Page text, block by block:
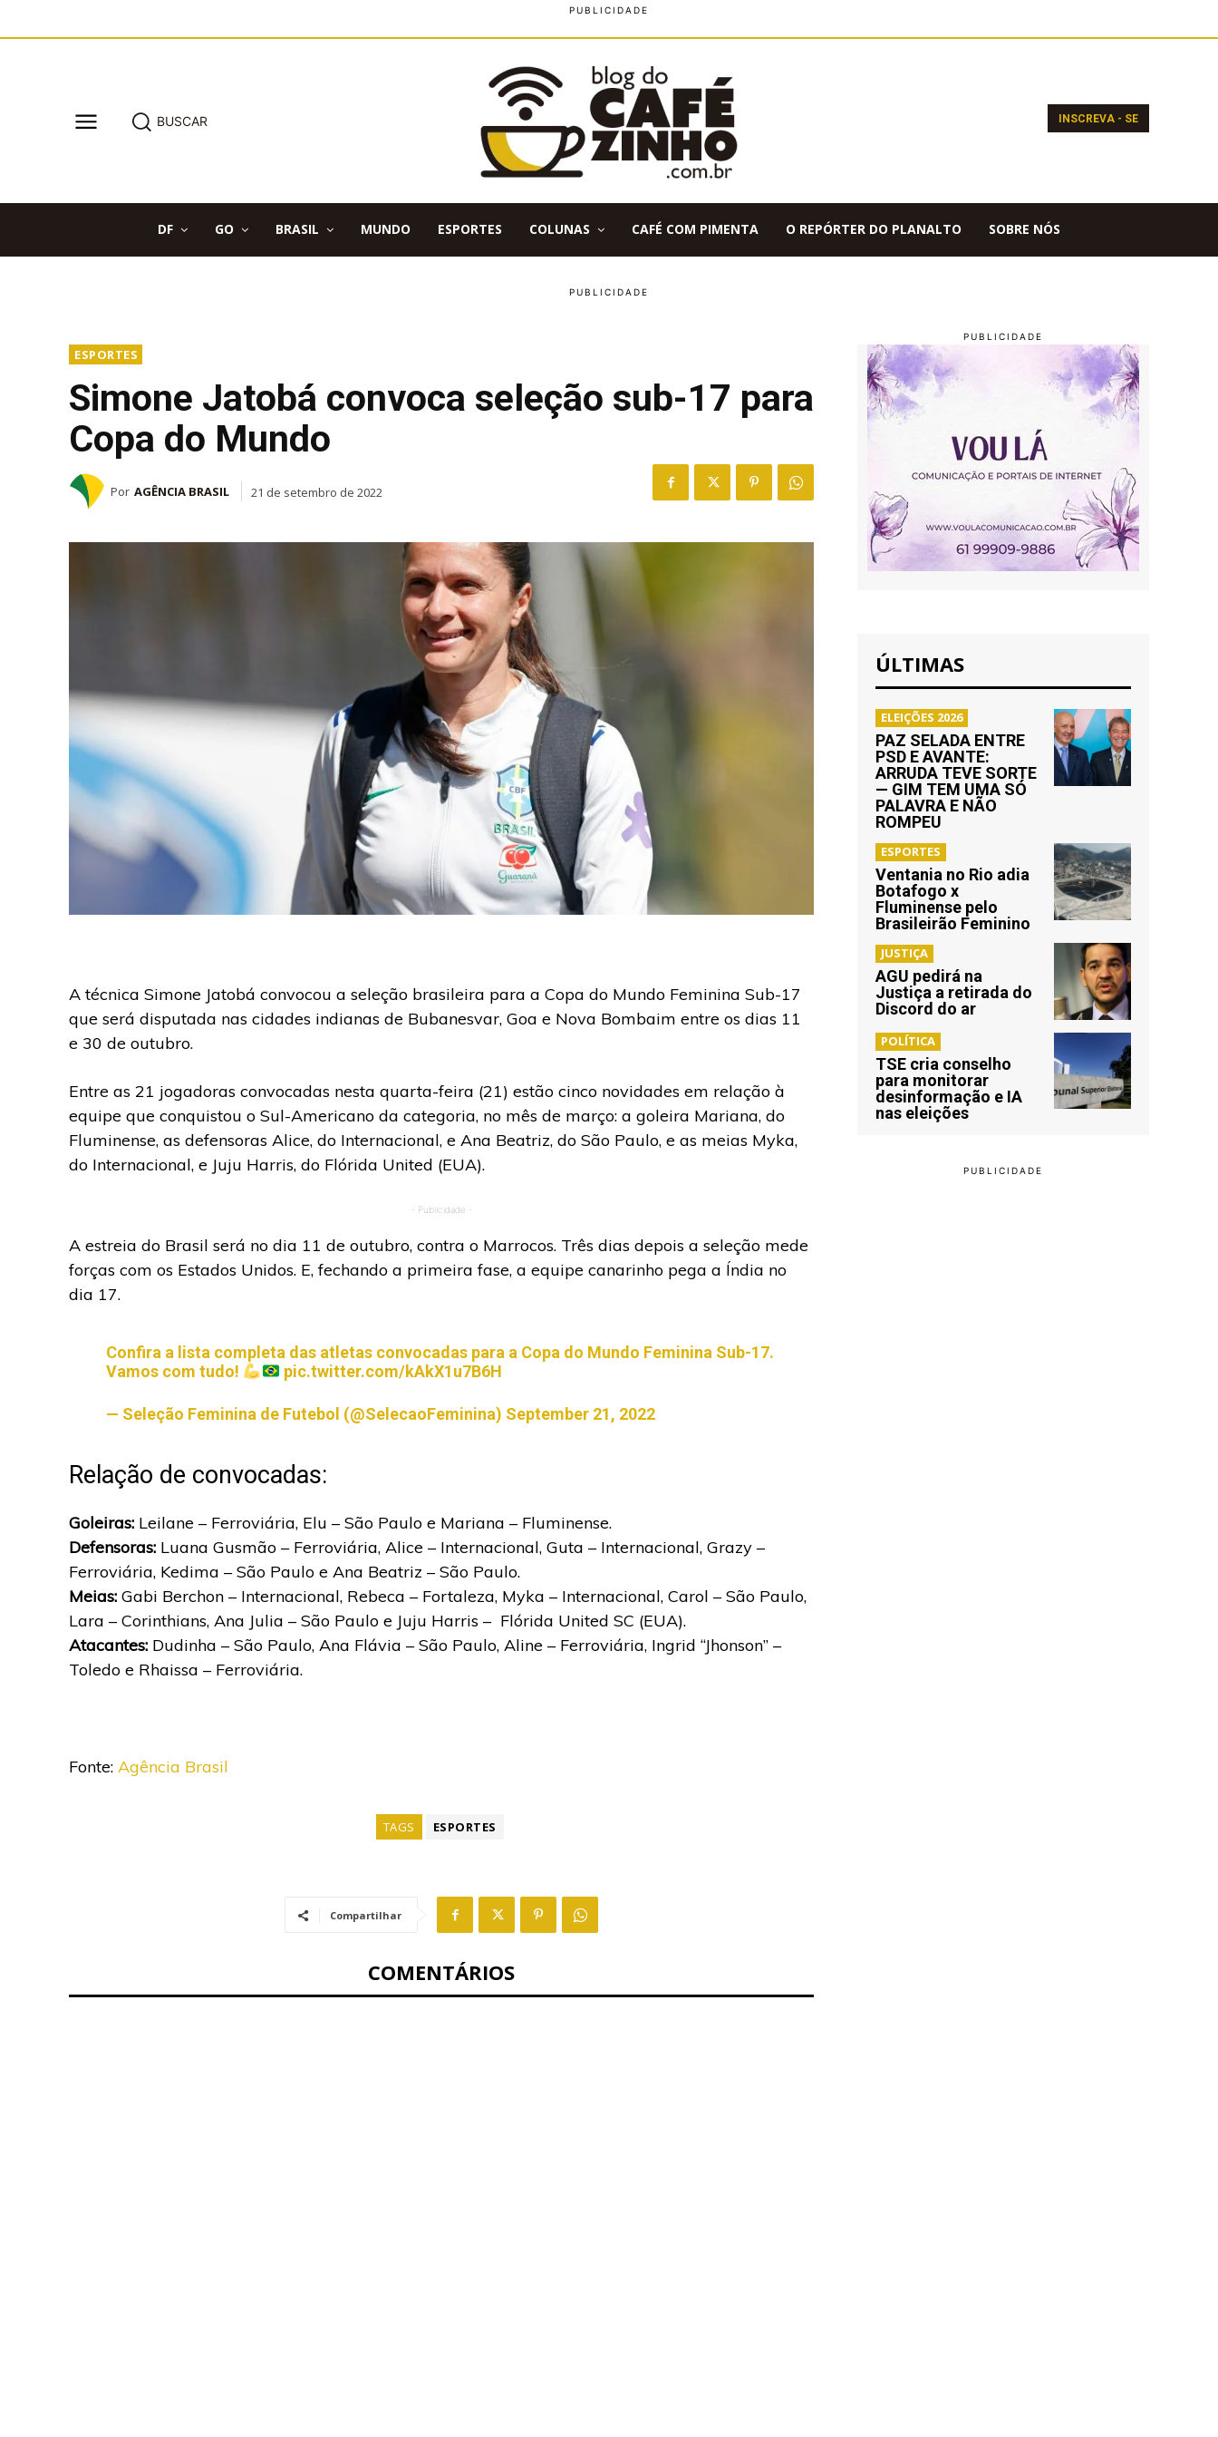
BUSCAR INSCREVA - SE
DF GO BRASIL MUNDO ESPORTES COLUNAS CAFÉ COM PIMENTA O REPÓRTER DO PLANALTO SOBRE NÓS
ESPORTES
Simone Jatobá convoca seleção sub-17 para
Copa do Mundo
Por AGÊNCIA BRASIL 21 de setembro de 2022
A técnica Simone Jatobá convocou a seleção brasileira para a Copa do Mundo Feminina Sub-17
que será disputada nas cidades indianas de Bubanesvar, Goa e Nova Bombaim entre os dias 11
e 30 de outubro.
Entre as 21 jogadoras convocadas nesta quarta-feira (21) estão cinco novidades em relação à
equipe que conquistou o Sul-Americano da categoria, no mês de março: a goleira Mariana, do
Fluminense, as defensoras Alice, do Internacional, e Ana Beatriz, do São Paulo, e as meias Myka,
do Internacional, e Juju Harris, do Flórida United (EUA).
- Publicidade -
A estreia do Brasil será no dia 11 de outubro, contra o Marrocos. Três dias depois a seleção mede
forças com os Estados Unidos. E, fechando a primeira fase, a equipe canarinho pega a Índia no
dia 17.
Confira a lista completa das atletas convocadas para a Copa do Mundo Feminina Sub-17.
Vamos com tudo!
pic.twitter.com/kAkX1u7B6H
— Seleção Feminina de Futebol (@SelecaoFeminina) September 21, 2022
Relação de convocadas:
Goleiras: Leilane – Ferroviária, Elu – São Paulo e Mariana – Fluminense.
Defensoras: Luana Gusmão – Ferroviária, Alice – Internacional, Guta – Internacional, Grazy –
Ferroviária, Kedima – São Paulo e Ana Beatriz – São Paulo.
Meias: Gabi Berchon – Internacional, Rebeca – Fortaleza, Myka – Internacional, Carol – São Paulo,
Lara – Corinthians, Ana Julia – São Paulo e Juju Harris – Flórida United SC (EUA).
Atacantes: Dudinha – São Paulo, Ana Flávia – São Paulo, Aline – Ferroviária, Ingrid “Jhonson” –
Toledo e Rhaissa – Ferroviária.
Fonte: Agência Brasil
TAGS ESPORTES
Compartilhar
COMENTÁRIOS
ÚLTIMAS
ELEIÇÕES 2026
PAZ SELADA ENTRE
PSD E AVANTE:
ARRUDA TEVE SORTE
— GIM TEM UMA SÓ
PALAVRA E NÃO
ROMPEU
ESPORTES
Ventania no Rio adia
Botafogo x
Fluminense pelo
Brasileirão Feminino
JUSTIÇA
AGU pedirá na
Justiça a retirada do
Discord do ar
POLÍTICA
TSE cria conselho
para monitorar
desinformação e IA
nas eleições